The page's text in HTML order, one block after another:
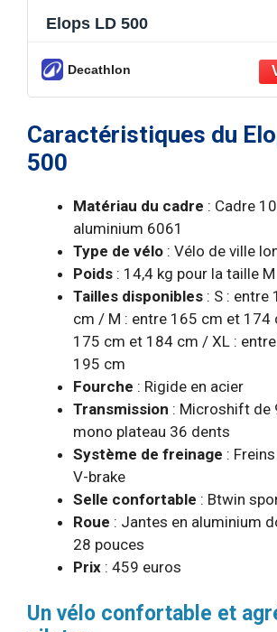
Elops LD 500
Decathlon
Caractéristiques du
500
Matériau du cadre : Cadre
aluminium 6061
Type de vélo : Vélo de ville
Poids : 14,4 kg pour la taille M
Tailles disponibles : S :
cm / M : entre 165 cm et 174
175 cm et 184 cm / XL :
195 cm
Fourche : Rigide en acier
Transmission : Microshift de
mono plateau 36 dents
Système de freinage :
V-brake
Selle confortable : Btwin
Roue : Jantes en aluminium
28 pouces
Prix : 459 euros
Un vélo confortable et